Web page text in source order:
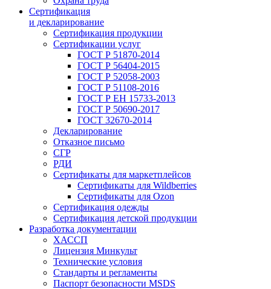
Сертификация
и декларирование
Сертификация продукции
Сертификации услуг
ГОСТ Р 51870-2014
ГОСТ Р 56404-2015
ГОСТ Р 52058-2003
ГОСТ Р 51108-2016
ГОСТ Р ЕН 15733-2013
ГОСТ Р 50690-2017
ГОСТ 32670-2014
Декларирование
Отказное письмо
СГР
РДИ
Сертификаты для маркетплейсов
Сертификаты для Wildberries
Сертификаты для Ozon
Сертификация одежды
Сертификация детской продукции
Разработка документации
ХАССП
Лицензия Минкульт
Технические условия
Стандарты и регламенты
Паспорт безопасности MSDS